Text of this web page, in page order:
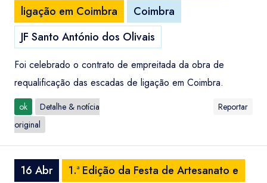
ligação em Coimbra
Coimbra
JF Santo António dos Olivais
Foi celebrado o contrato de empreitada da obra de
requalificação das escadas de ligação em Coimbra.
ok
Detalhe & notícia
original
Reportar
16 Abr
1.ª Edição da Festa de Artesanato e